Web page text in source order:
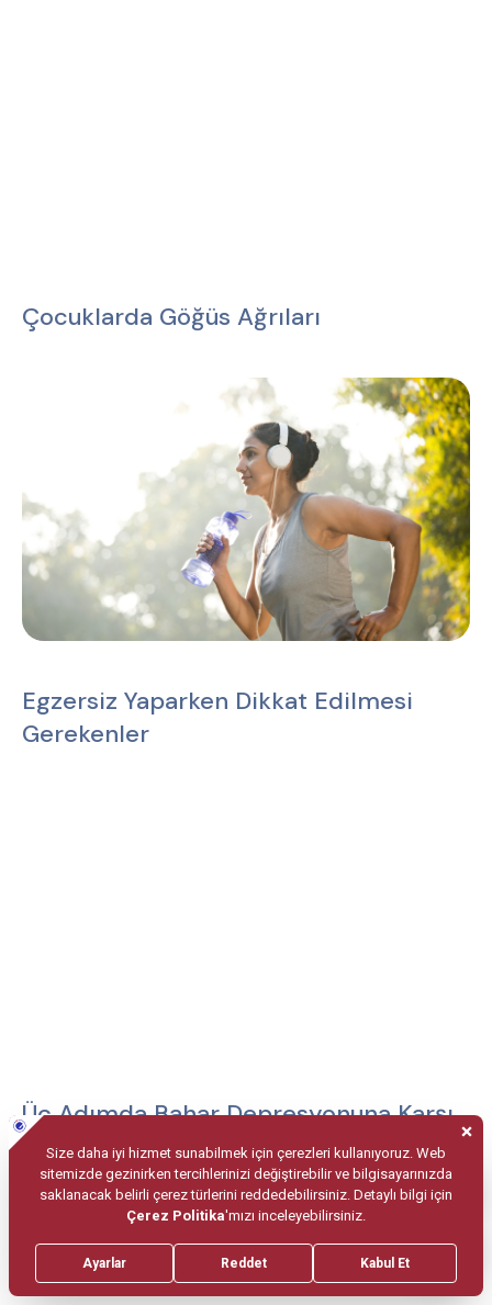
Çocuklarda Göğüs Ağrıları
Egzersiz Yaparken Dikkat Edilmesi
Gerekenler
Üç Adımda Bahar Depresyonuna Karşı
Alınacak Önlemler